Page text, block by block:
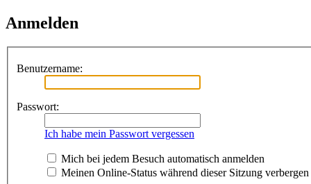
Anmelden
Benutzername:
Passwort:
Ich habe mein Passwort vergessen
Mich bei jedem Besuch automatisch anmelden
Meinen Online-Status während dieser Sitzung verbergen